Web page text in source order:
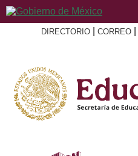
DIRECTORIO CORREO